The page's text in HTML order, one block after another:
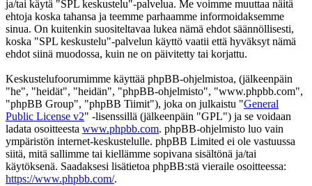
ja/tai käytä "SPL keskustelu"-palvelua. Me voimme muuttaa näitä
ehtoja koska tahansa ja teemme parhaamme informoidaksemme
sinua. On kuitenkin suositeltavaa lukea nämä ehdot säännöllisesti,
koska "SPL keskustelu"-palvelun käyttö vaatii että hyväksyt nämä
ehdot siinä muodossa, kuin ne on päivitetty tai korjattu.
Keskustelufoorumimme käyttää phpBB-ohjelmistoa, (jälkeenpäin
"he", "heidät", "heidän", "phpBB-ohjelmisto", "www.phpbb.com",
"phpBB Group", "phpBB Tiimit"), joka on julkaistu "General
Public License v2" -lisenssillä (jälkeenpäin "GPL") ja se voidaan
ladata osoitteesta www.phpbb.com. phpBB-ohjelmisto luo vain
ympäristön internet-keskustelulle. phpBB Limited ei ole vastuussa
siitä, mitä sallimme tai kiellämme sopivana sisältönä ja/tai
käytöksenä. Saadaksesi lisätietoa phpBB:stä vieraile osoitteessa:
https://www.phpbb.com/.